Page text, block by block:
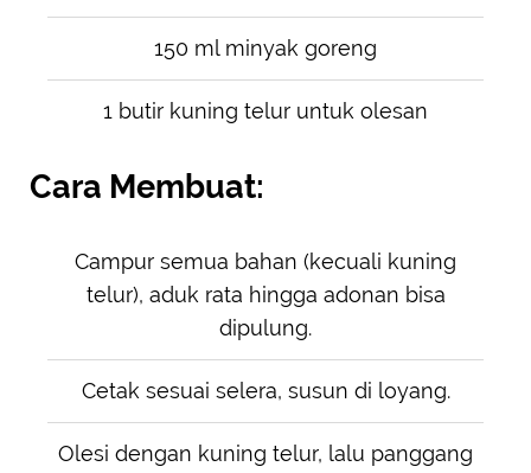
150 ml minyak goreng
1 butir kuning telur untuk olesan
Cara Membuat:
Campur semua bahan (kecuali kuning
telur), aduk rata hingga adonan bisa
dipulung.
Cetak sesuai selera, susun di loyang.
Olesi dengan kuning telur, lalu panggang